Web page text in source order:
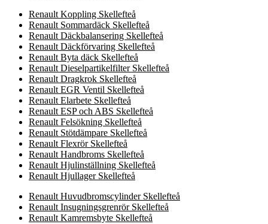
Renault Koppling Skellefteå
Renault Sommardäck Skellefteå
Renault Däckbalansering Skellefteå
Renault Däckförvaring Skellefteå
Renault Byta däck Skellefteå
Renault Dieselpartikelfilter Skellefteå
Renault Dragkrok Skellefteå
Renault EGR Ventil Skellefteå
Renault Elarbete Skellefteå
Renault ESP och ABS Skellefteå
Renault Felsökning Skellefteå
Renault Stötdämpare Skellefteå
Renault Flexrör Skellefteå
Renault Handbroms Skellefteå
Renault Hjulinställning Skellefteå
Renault Hjullager Skellefteå
Renault Huvudbromscylinder Skellefteå
Renault Insugningsgrenrör Skellefteå
Renault Kamremsbyte Skellefteå